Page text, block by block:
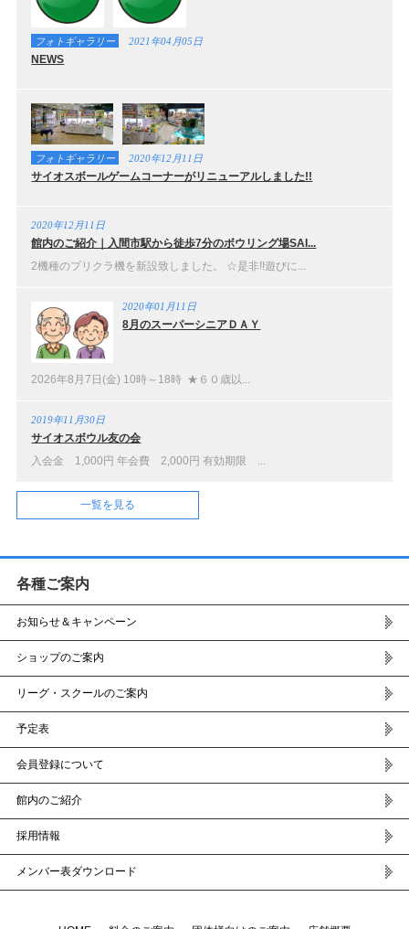
フォトギャラリー 2021年04月05日
NEWS
フォトギャラリー 2020年12月11日
サイオスボールゲームコーナーがリニューアルしました!!
2020年12月11日
館内のご紹介｜入間市駅から徒歩7分のボウリング場SAI...
2機種のプリクラ機を新設致しました。 ☆是非!!遊びに...
2020年01月11日
8月のスーパーシニアＤＡＹ
2026年8月7日(金) 10時～18時 ★６０歳以...
2019年11月30日
サイオスボウル友の会
入会金 1,000円 年会費 2,000円 有効期限 ...
一覧を見る
各種ご案内
お知らせ＆キャンペーン
ショップのご案内
リーグ・スクールのご案内
予定表
会員登録について
館内のご紹介
採用情報
メンバー表ダウンロード